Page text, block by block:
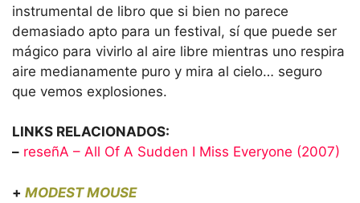
instrumental de libro que si bien no parece
demasiado apto para un festival, sí que puede ser
mágico para vivirlo al aire libre mientras uno respira
aire medianamente puro y mira al cielo… seguro
que vemos explosiones.
LINKS RELACIONADOS:
– reseñA – All Of A Sudden I Miss Everyone (2007)
+ MODEST MOUSE